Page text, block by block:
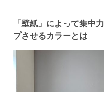
「壁紙」によって集中
プさせるカラーとは